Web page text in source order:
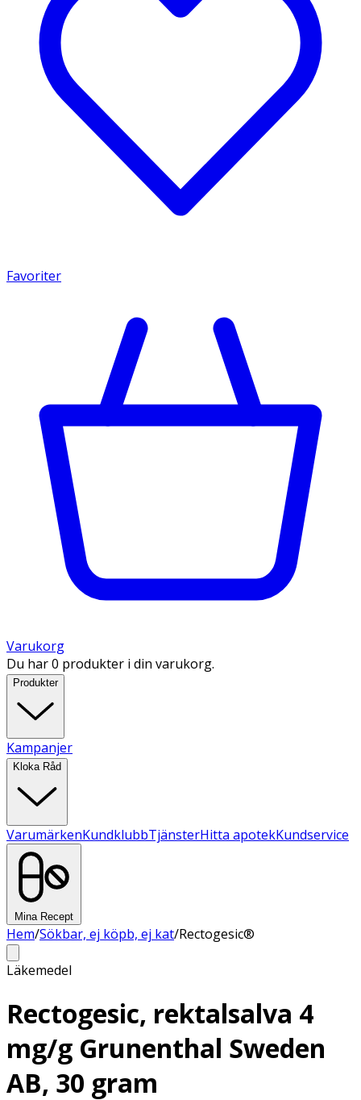
Favoriter
Varukorg
Du har 0 produkter i din varukorg.
Produkter
Kampanjer
Kloka Råd
VarumärkenKundklubbTjänsterHitta apotekKundservice
Mina Recept
Hem/Sökbar, ej köpb, ej kat/Rectogesic®
Läkemedel
Rectogesic, rektalsalva 4
mg/g Grunenthal Sweden
AB, 30 gram